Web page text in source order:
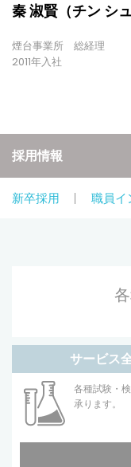
秦 淑賢（チン シ
煙台事業所 総経理
2011年入社
採用情報
新卒採用 職員イ
サービス
各種試験・
承ります。